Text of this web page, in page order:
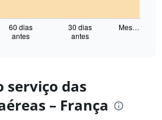
60 dias
antes
30 dias
antes
Mes…
serviço das
– França